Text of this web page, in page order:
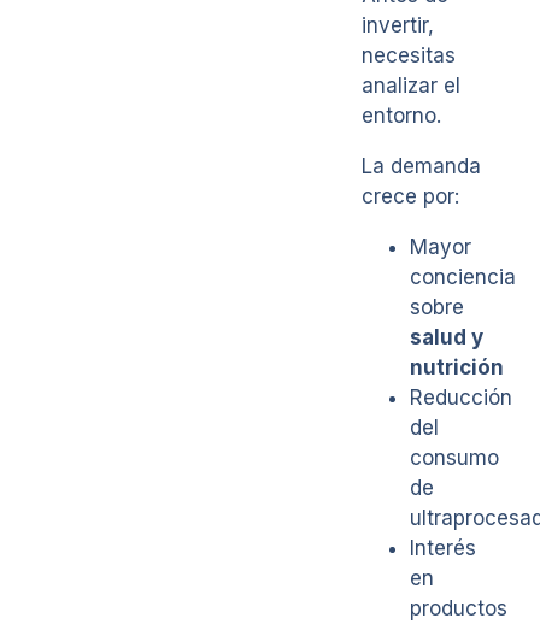
invertir,
necesitas
analizar el
entorno.
La demanda
crece por:
Mayor
conciencia
sobre
salud y
nutrición
Reducción
del
consumo
de
Interés
en
productos